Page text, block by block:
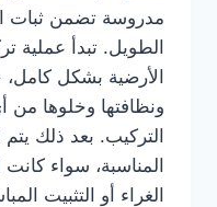
مدروسة تضمن ثبات
الطويل. تبدأ عملية
الأرضية بشكل كامل،
ونظافتها وخلوها
التركيب. بعد ذلك يتم
المناسبة، سواء كانت
الغراء أو التثبيت